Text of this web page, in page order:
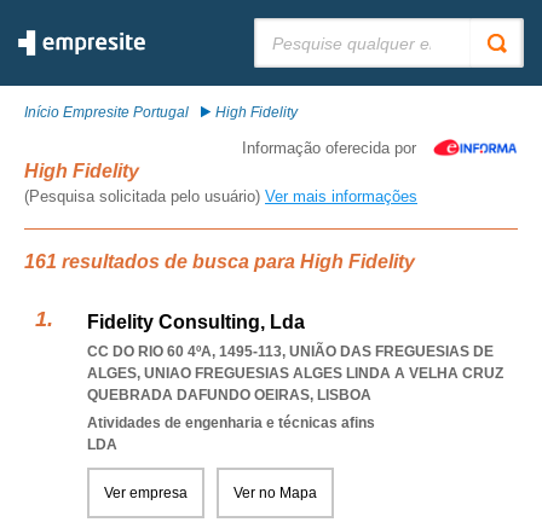
Início Empresite Portugal High Fidelity
Informação oferecida por
High Fidelity
(Pesquisa solicitada pelo usuário) Ver mais informações
161 resultados de busca para High Fidelity
Fidelity Consulting, Lda
CC DO RIO 60 4ºA, 1495-113, UNIÃO DAS FREGUESIAS DE
ALGES, UNIAO FREGUESIAS ALGES LINDA A VELHA CRUZ
QUEBRADA DAFUNDO OEIRAS, LISBOA
Atividades de engenharia e técnicas afins
LDA
Ver empresa Ver no Mapa